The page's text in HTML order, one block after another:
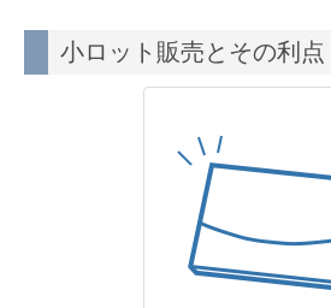
小ロット販売とその利点